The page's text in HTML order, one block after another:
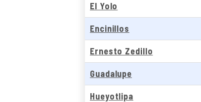
El Yolo
Encinillos
Ernesto Zedillo
Guadalupe
Hueyotlipa